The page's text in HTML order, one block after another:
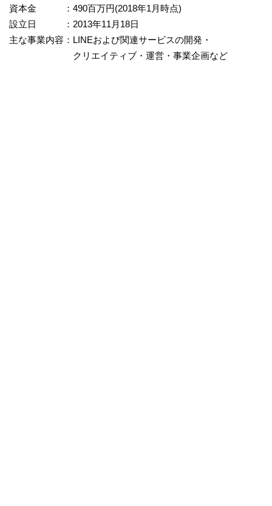
資本金 ：490百万円(2018年1月時点)
設立日 ：2013年11月18日
主な事業内容：LINEおよび関連サービスの開発・
クリエイティブ・運営・事業企画など